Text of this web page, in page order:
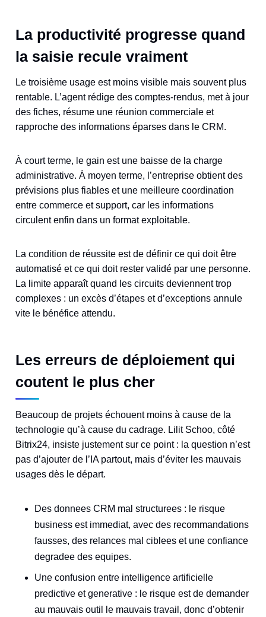
La productivité progresse quand
la saisie recule vraiment
Le troisième usage est moins visible mais souvent plus
rentable. L’agent rédige des comptes-rendus, met à jour
des fiches, résume une réunion commerciale et
rapproche des informations éparses dans le CRM.
À court terme, le gain est une baisse de la charge
administrative. À moyen terme, l’entreprise obtient des
prévisions plus fiables et une meilleure coordination
entre commerce et support, car les informations
circulent enfin dans un format exploitable.
La condition de réussite est de définir ce qui doit être
automatisé et ce qui doit rester validé par une personne.
La limite apparaît quand les circuits deviennent trop
complexes : un excès d’étapes et d’exceptions annule
vite le bénéfice attendu.
Les erreurs de déploiement qui
coutent le plus cher
Beaucoup de projets échouent moins à cause de la
technologie qu’à cause du cadrage. Lilit Schoo, côté
Bitrix24, insiste justement sur ce point : la question n’est
pas d’ajouter de l’IA partout, mais d’éviter les mauvais
usages dès le départ.
Des donnees CRM mal structurees : le risque
business est immediat, avec des recommandations
fausses, des relances mal ciblees et une confiance
degradee des equipes.
Une confusion entre intelligence artificielle
predictive et generative : le risque est de demander
au mauvais outil le mauvais travail, donc d’obtenir